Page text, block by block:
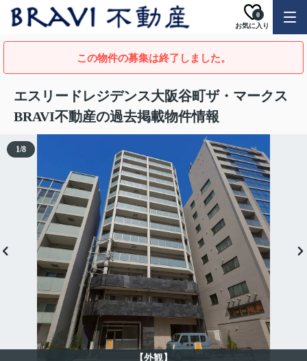
お気に入り
0
この物件の募集は終了しました。
エスリードレジデンス大阪谷町ザ・マークス
BRAVI不動産の過去掲載物件情報
【外観】
1/8